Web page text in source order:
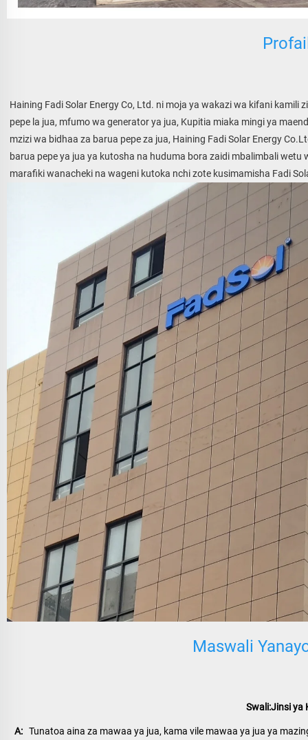
Haining Fadi Solar Energy Co, Ltd. ni moja ya wakazi wa kifani
pepe la jua, mfumo wa generator ya jua, Kupitia miaka mingi ya
mzizi wa bidhaa za barua pepe za jua, Haining Fadi Solar Energy
barua pepe ya jua ya kutosha na huduma bora zaidi mbalimbali
marafiki wanacheki na wageni kutoka nchi zote kusimamisha Fadi
Maswali
Swali:Jinsi ya
A: Tunatoa aina za mawaa ya jua, kama vile mawaa ya jua ya